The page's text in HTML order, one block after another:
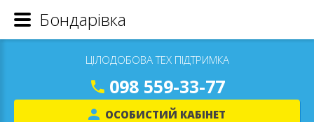
ЦІЛОДОБОВА ТЕХ ПІДТРИМКА
098 559-33-77
ОСОБИСТИЙ КАБІНЕТ
Бондарівка